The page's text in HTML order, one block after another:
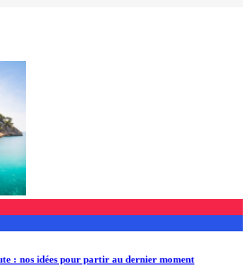
: nos idées pour partir au dernier moment